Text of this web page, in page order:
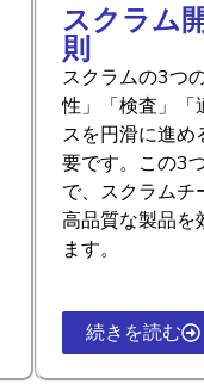
スクラム
則
スクラムの3つ
性」「検査」「
スを円滑に進め
要です。この3
で、スクラムチ
高品質な製品を
ます。
続きを読む